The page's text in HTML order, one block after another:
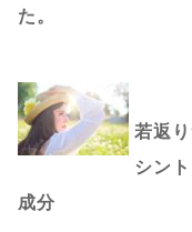
た。
若返
シン
成分